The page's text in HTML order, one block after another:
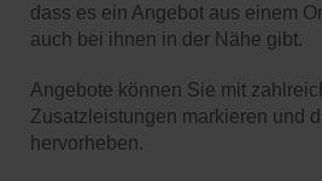
dass es ein Angebot aus einem
auch bei ihnen in der Nähe gibt.
Angebote können Sie mit
Zusatzleistungen markieren und
hervorheben.